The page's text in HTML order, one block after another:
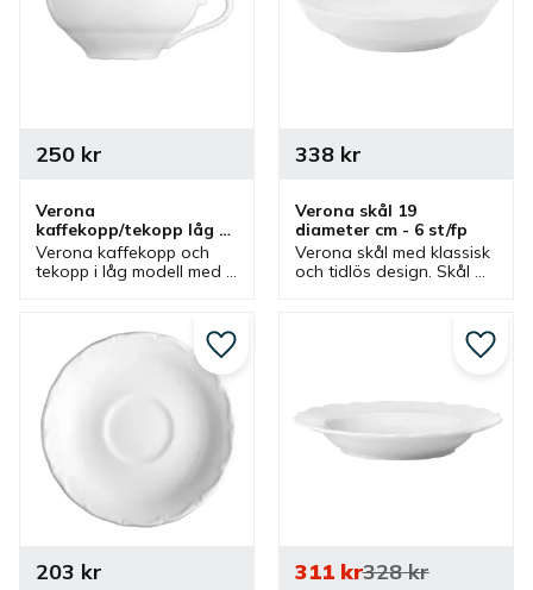
Verona
kaffekopp/tekopp låg
25 cl - 6 st/fp
Verona kaffekopp och
tekopp i låg modell med
kaffefat. Kopp med fat
som passar bra i flera
olika miljöer.
250kr
Verona skål 19
diameter cm - 6 st/fp
Verona skål med klassisk
och tidlös design. Skål
338kr
203 kr
Lägg till i favoriter
311kr328kr
Lägg